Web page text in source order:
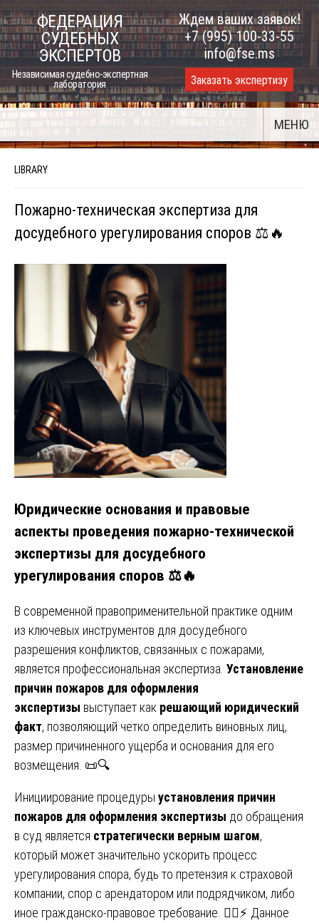
Skip
to
content
ФЕДЕРАЦИЯ
СУДЕБНЫХ
ЭКСПЕРТОВ
Независимая судебно-экспертная
лаборатория
Ждем ваших заявок!
+7 (995) 100-33-55
info@fse.ms
Заказать экспертизу
МЕНЮ
LIBRARY
Пожарно-техническая экспертиза для
досудебного урегулирования споров ⚖️🔥
Юридические основания и правовые
аспекты проведения пожарно-технической
экспертизы для досудебного
урегулирования споров ⚖️🔥
В современной правоприменительной практике одним
из ключевых инструментов для досудебного
разрешения конфликтов, связанных с пожарами,
является профессиональная экспертиза. Установление
причин пожаров для оформления
экспертизы выступает как решающий юридический
факт, позволяющий четко определить виновных лиц,
размер причиненного ущерба и основания для его
возмещения. 📜🔍
Инициирование процедуры установления причин
пожаров для оформления экспертизы до обращения
в суд является стратегически верным шагом,
который может значительно ускорить процесс
урегулирования спора, будь то претензия к страховой
компании, спор с арендатором или подрядчиком, либо
иное гражданско-правовое требование. 🧑‍⚖️⚡ Данное